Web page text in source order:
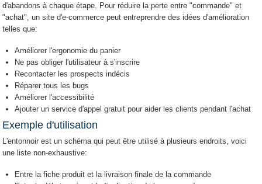
d'abandons à chaque étape. Pour réduire la perte entre "commande" et
"achat", un site d'e-commerce peut entreprendre des idées d'amélioration
telles que:
Améliorer l'ergonomie du panier
Ne pas obliger l'utilisateur à s'inscrire
Recontacter les prospects indécis
Réparer tous les bugs
Améliorer l'accessibilité
Ajouter un service d'appel gratuit pour aider les clients pendant l'achat
Exemple d'utilisation
L'entonnoir est un schéma qui peut être utilisé à plusieurs endroits, voici
une liste non-exhaustive:
Entre la fiche produit et la livraison finale de la commande